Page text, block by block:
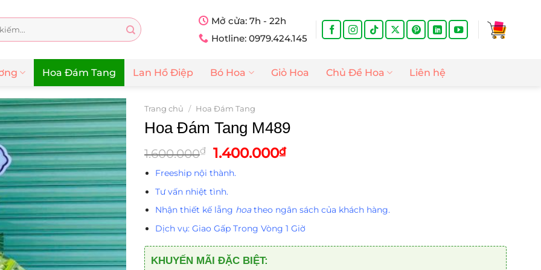
Mở cửa: 7h - 22h
Hotline: 0979.424.145
Hoa Đám Tang Lan Hồ Điệp Bó Hoa Giỏ Hoa Chủ Đề Hoa Liên hệ
Trang chủ / Hoa Đám Tang
Hoa Đám Tang M489
1.600.000₫ Giá
gốc
là:
1.600.000₫.
1.400.000₫Giá
1.400.000₫.
Freeship nội thành.
Tư vấn nhiệt tình.
Nhận thiết kế lẵng hoatheo ngân sách của khách hàng.
Dịch vụ: Giao Gấp Trong Vòng 1 Giờ
KHUYẾN MÃI ĐẶC BIỆT: